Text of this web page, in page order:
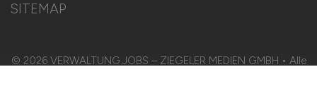
SITEMAP
© 2026 VERWALTUNG.JOBS – ZIEGELER MEDIEN GMBH • Alle